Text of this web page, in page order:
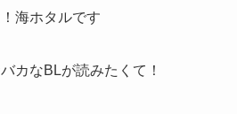
海ホタルです
カなBLが読みたくて！